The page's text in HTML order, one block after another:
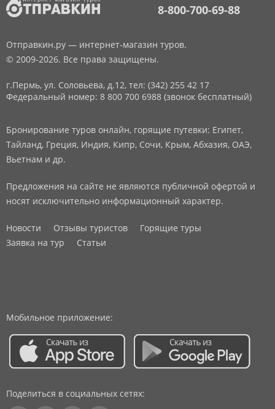
8-800-700-69-88
Отправкин.ру — интернет-магазин туров.
© 2009-2026. Все права защищены.
г.Пермь, ул. Соловьева, д.12, тел: (342) 255 42 17
Федеральный номер: 8 800 700 6988 (звонок бесплатный)
Бронирование туров онлайн, горящие путевки: Египет,
Тайланд, Греция, Индия, Кипр, Сочи, Крым, Абхазия, ОАЭ,
Вьетнам и др.
Предложения на сайте не являются публичной офертой и
носят исключительно информационный характер.
Новости Отзывы туристов
Горящие туры
Заявка на тур
Статьи
Мобильное приложение:
Поделиться в социальных сетях: